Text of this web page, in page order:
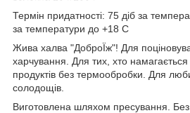
Термін придатності: 75 діб за
за температури до +18 С
Жива халва "ДоброЇж"! Для
харчування. Для тих, хто
продуктів без термообробки. Для
солодощів.
Виготовлена шляхом пресування.